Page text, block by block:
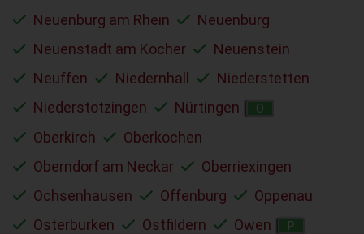
Neuenburg am Rhein
Neuenbürg
Neuenstadt am Kocher
Neuenstein
Neuffen
Niedernhall
Niederstetten
Niederstotzingen
Nürtingen O
Oberkirch
Oberkochen
Oberndorf am Neckar
Oberriexingen
Ochsenhausen
Offenburg
Oppenau
Osterburken
Ostfildern Owen P